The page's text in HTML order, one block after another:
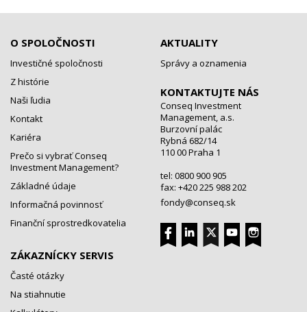
O SPOLOČNOSTI
Investičné spoločnosti
Z histórie
Naši ľudia
Kontakt
Kariéra
Prečo si vybrať Conseq
Investment Management?
Základné údaje
Informačná povinnosť
Finanční sprostredkovatelia
ZÁKAZNÍCKY SERVIS
Časté otázky
Na stiahnutie
AKTUALITY
Správy a oznamenia
KONTAKTUJTE NÁS
Conseq Investment
Management, a.s.
Burzovní palác
Rybná 682/14
110 00 Praha 1
tel: 0800 900 905
fax: +420 225 988 202
fondy@conseq.sk